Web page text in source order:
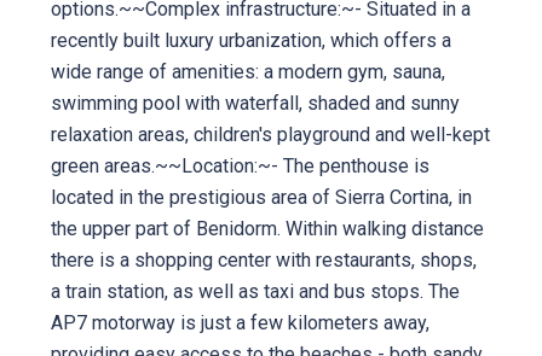
options.~~Complex infrastructure:~- Situated in a
recently built luxury urbanization, which offers a
wide range of amenities: a modern gym, sauna,
swimming pool with waterfall, shaded and sunny
relaxation areas, children's playground and well-kept
green areas.~~Location:~- The penthouse is
located in the prestigious area of ​​Sierra Cortina, in
the upper part of Benidorm. Within walking distance
there is a shopping center with restaurants, shops,
a train station, as well as taxi and bus stops. The
AP7 motorway is just a few kilometers away,